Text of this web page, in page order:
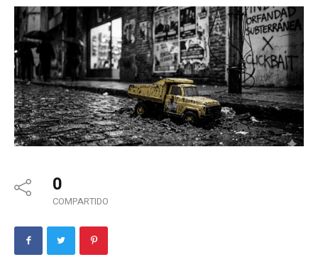
0
COMPARTIDO